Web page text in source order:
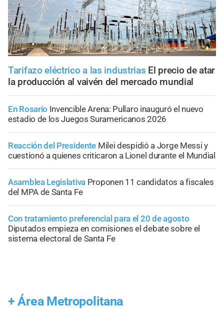
Tarifazo eléctrico a las industrias El precio de atar
la producción al vaivén del mercado mundial
En Rosario Invencible Arena: Pullaro inauguró el nuevo
estadio de los Juegos Suramericanos 2026
Reacción del Presidente Milei despidió a Jorge Messi y
cuestionó a quienes criticaron a Lionel durante el Mundial
Asamblea Legislativa Proponen 11 candidatos a fiscales
del MPA de Santa Fe
Con tratamiento preferencial para el 20 de agosto
Diputados empieza en comisiones el debate sobre el
sistema electoral de Santa Fe
+ Área Metropolitana